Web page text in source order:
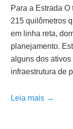
Para a Estrada
215 quilômetros
em linha reta,
planejamento.
alguns dos
infraestrutura de
Leia mais →